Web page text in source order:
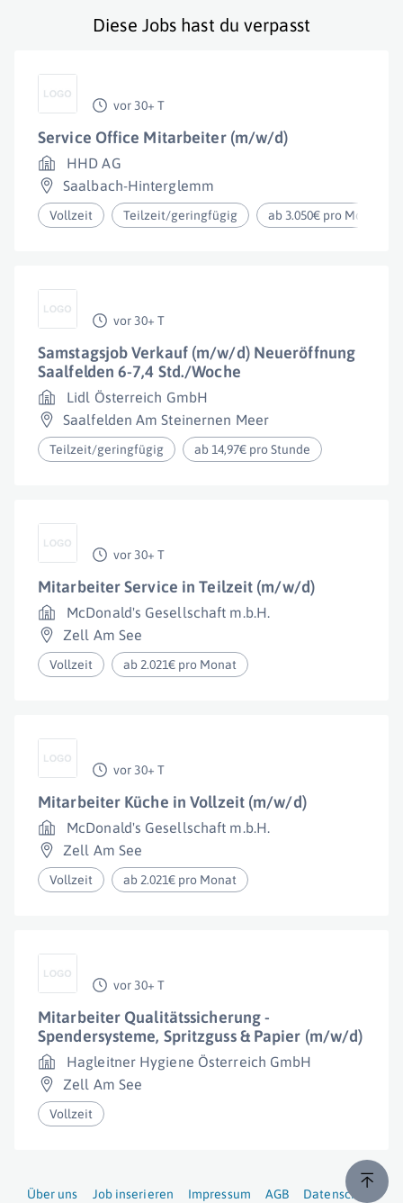
Diese Jobs hast du verpasst
vor 30+ T
Service Office Mitarbeiter (m/w/d)
HHD AG
Saalbach-Hinterglemm
Vollzeit Teilzeit/geringfügig ab 3.050€ pro Monat
vor 30+ T
Samstagsjob Verkauf (m/w/d) Neueröffnung
Saalfelden 6-7,4 Std./Woche
Lidl Österreich GmbH
Saalfelden Am Steinernen Meer
Teilzeit/geringfügig ab 14,97€ pro Stunde
vor 30+ T
Mitarbeiter Service in Teilzeit (m/w/d)
McDonald's Gesellschaft m.b.H.
Zell Am See
Vollzeit ab 2.021€ pro Monat
vor 30+ T
Mitarbeiter Küche in Vollzeit (m/w/d)
McDonald's Gesellschaft m.b.H.
Zell Am See
Vollzeit ab 2.021€ pro Monat
vor 30+ T
Mitarbeiter Qualitätssicherung -
Spendersysteme, Spritzguss & Papier (m/w/d)
Hagleitner Hygiene Österreich GmbH
Zell Am See
Vollzeit
Über uns Job inserieren Impressum AGB Datenschutz